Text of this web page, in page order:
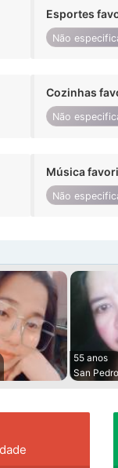
Esportes
Não
Cozinhas
Não
Música
Não
55 anos
San Pedro